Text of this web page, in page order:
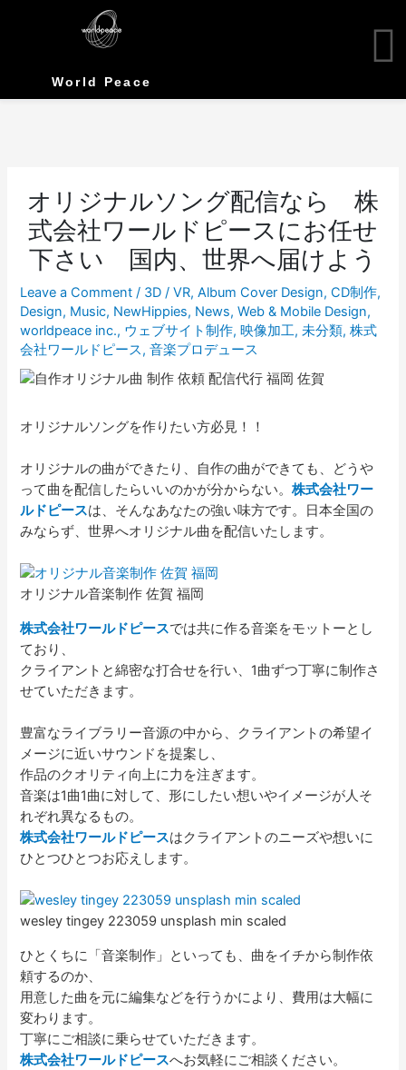
World Peace
オリジナルソング配信なら 株
式会社ワールドピースにお任せ
下さい 国内、世界へ届けよう
Leave a Comment / 3D / VR,Album Cover Design,CD制作,
Design, Music, NewHippies, News,Web & Mobile Design,
worldpeace inc., ウェブサイト制作,映像加工,未分類,株式
会社ワールドピース,音楽プロデュース
オリジナルソングを作りたい方必見！！
オリジナルの曲ができたり、自作の曲ができても、どうや
って曲を配信したらいいのかが分からない。株式会社ワー
ルドピースは、そんなあなたの強い味方です。日本全国の
みならず、世界へオリジナル曲を配信いたします。
オリジナル音楽制作 佐賀 福岡
株式会社ワールドピースでは共に作る音楽をモットーとし
ており、
クライアントと綿密な打合せを行い、1曲ずつ丁寧に制作さ
せていただきます。
豊富なライブラリー音源の中から、クライアントの希望イ
メージに近いサウンドを提案し、
作品のクオリティ向上に力を注ぎます。
音楽は1曲1曲に対して、形にしたい想いやイメージが人そ
れぞれ異なるもの。
株式会社ワールドピースはクライアントのニーズや想いに
ひとつひとつお応えします。
wesley tingey 223059 unsplash min scaled
ひとくちに「音楽制作」といっても、曲をイチから制作依
頼するのか、
用意した曲を元に編集などを行うかにより、費用は大幅に
変わります。
丁寧にご相談に乗らせていただきます。
株式会社ワールドピースへお気軽にご相談ください。